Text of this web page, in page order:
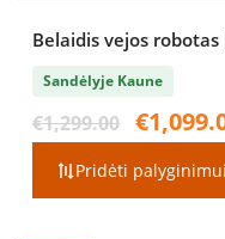
Belaidis vejos
Sandėlyje Kaune
€1,299.00
Original
price
was:
€1,299.00.
€
Pridėti palyginimui